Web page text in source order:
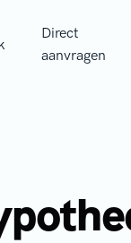
Direct
aanvragen